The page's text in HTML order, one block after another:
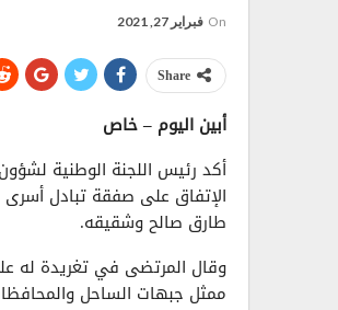
On فبراير 27, 2021
Share
أبين اليوم – خاص
أكد ‏رئيس اللجنة الوطنية
الإتفاق على صفقة تبادل
طارق صالح وشقيقه.
وقال المرتضى في تغريدة له
ممثل جبهات الساحل